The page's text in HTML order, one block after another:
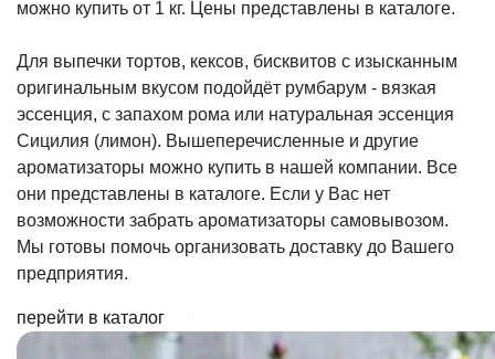
можно купить от 1 кг. Цены представлены в каталоге.
Для выпечки тортов, кексов, бисквитов с изысканным
оригинальным вкусом подойдёт румбарум - вязкая
эссенция, с запахом рома или натуральная эссенция
Сицилия (лимон). Вышеперечисленные и другие
ароматизаторы можно купить в нашей компании. Все
они представлены в каталоге. Если у Вас нет
возможности забрать ароматизаторы самовывозом.
Мы готовы помочь организовать доставку до Вашего
предприятия.
перейти в каталог